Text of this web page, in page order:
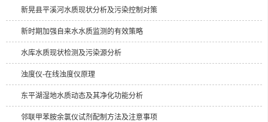
新晃县平溪河水质现状分析及污染控制对策
新时期加强自来水水质监测的有效策略
水库水质现状检测及污染源分析
浊度仪-在线浊度仪原理
东平湖湿地水质动态及其净化功能分析
邻联甲苯胺余氯仪试剂配制方法及注意事项